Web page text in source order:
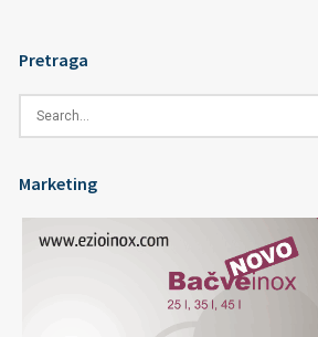
Pretraga
Marketing